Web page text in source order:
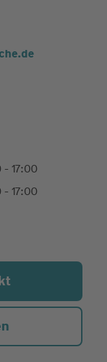
- 17:00
- 17:00